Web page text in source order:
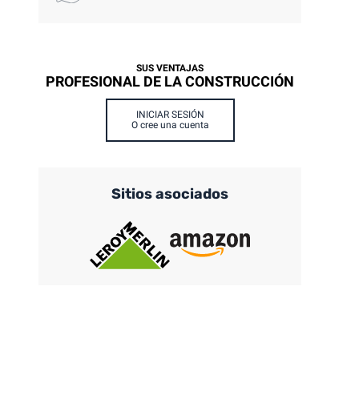
SUS VENTAJAS
PROFESIONAL DE LA CONSTRUCCIÓN
INICIAR SESIÓN
O cree una cuenta
Sitios asociados